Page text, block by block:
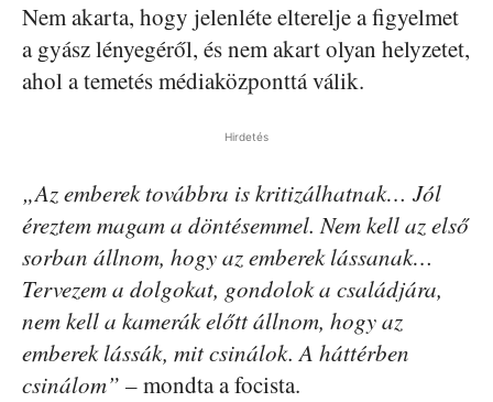
Nem akarta, hogy jelenléte elterelje a figyelmet
a gyász lényegéről, és nem akart olyan helyzetet,
ahol a temetés médiaközponttá válik.
Hirdetés
„Az emberek továbbra is kritizálhatnak… Jól
éreztem magam a döntésemmel. Nem kell az első
sorban állnom, hogy az emberek lássanak…
Tervezem a dolgokat, gondolok a családjára,
nem kell a kamerák előtt állnom, hogy az
emberek lássák, mit csinálok. A háttérben
csinálom” –mondta a focista.